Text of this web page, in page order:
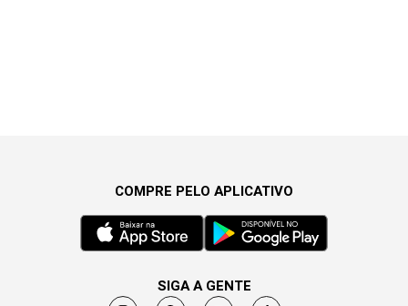
COMPRE PELO APLICATIVO
SIGA A GENTE